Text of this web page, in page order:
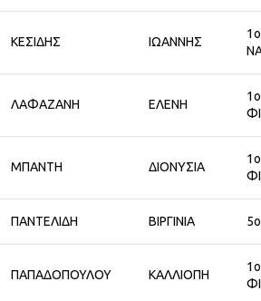
ΚΕΣΙΔΗΣ ΙΩΑΝΝΗΣ
ΛΑΦΑΖΑΝΗ ΕΛΕΝΗ
ΜΠΑΝΤΗ ΔΙΟΝΥΣΙΑ
ΠΑΝΤΕΛΙΔΗ ΒΙΡΓΙΝΙΑ
ΠΑΠΑΔΟΠΟΥΛΟΥ ΚΑΛΛΙΟΠΗ